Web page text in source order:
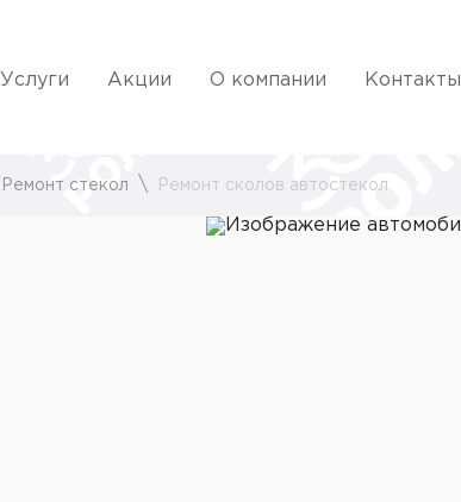
Услуги Акции О компании Контакты
Ремонт стекол Ремонт сколов автостекол